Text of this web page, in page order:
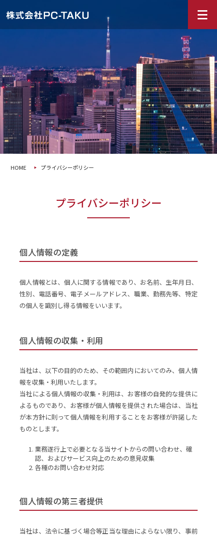
HOME プライバシーポリシー
プライバシーポリシー
個人情報の定義
個人情報とは、個人に関する情報であり、お名前、生年月日、
性別、電話番号、電子メールアドレス、職業、勤務先等、特定
の個人を識別し得る情報をいいます。
個人情報の収集・利用
当社は、以下の目的のため、その範囲内においてのみ、個人情
報を収集・利用いたします。
当社による個人情報の収集・利用は、お客様の自発的な提供に
よるものであり、お客様が個人情報を提供された場合は、当社
が本方針に則って個人情報を利用することをお客様が許諾した
ものとします。
業務遂行上で必要となる当サイトからの問い合わせ、確
認、およびサービス向上のための意見収集
各種のお問い合わせ対応
個人情報の第三者提供
当社は、法令に基づく場合等正当な理由によらない限り、事前